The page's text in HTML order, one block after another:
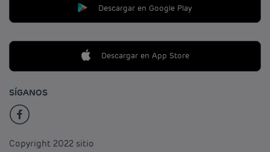
Descargar en Google Play
Descargar en App Store
SÍGANOS
Copyright 2022 sitio